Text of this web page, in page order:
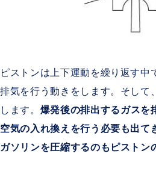
ピストンは上下運動を繰り返す
排気を行う動きをします。そして
します。 爆発後の排出するガスを
空気の入れ換えを行う必要も出て
ガソリンを圧縮するのもピストン